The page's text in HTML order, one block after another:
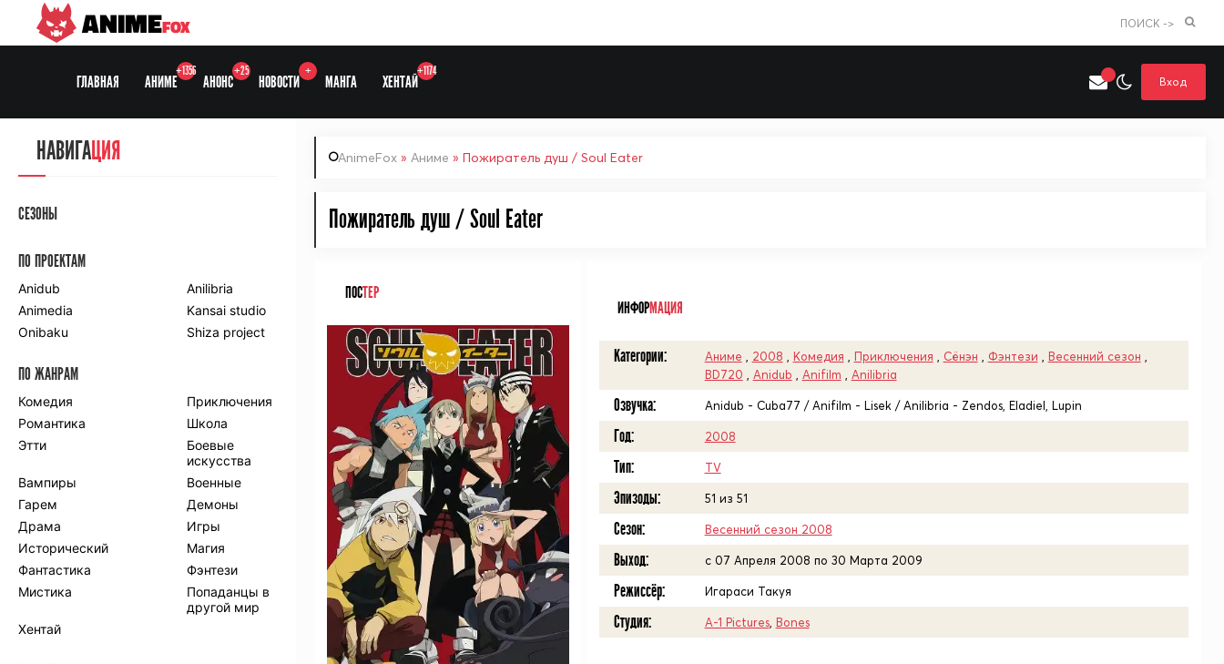
ANIMEFOX ПОИСК ->
ГЛАВНАЯ АНИМЕ
+1356
АНОНС
+25
НОВОСТИ
+
МАНГА ХЕНТАЙ
+1174
Вход
AnimeFox » Аниме » Пожиратель душ / Soul Eater
Пожиратель душ / Soul Eater
ПОСТЕР
ИНФОРМАЦИЯ
Категории: Аниме 2008 Комедия Приключения Сёнэн Фэнтези Весенний сезон
BD720
Anidub Anifilm Anilibria
Озвучка: Anidub - Cuba77 / Anifilm - Lisek / Anilibria - Zendos, Eladiel, Lupin
Год: 2008
Тип: TV
Эпизоды: 51 из 51
Сезон: Весенний сезон 2008
Выход: c 07 Апреля 2008 по 30 Марта 2009
Режиссёр: Игараси Такуя
Студия: A-1 Pictures, Bones
НАВИГАЦИЯ
СЕЗОНЫ
ПО ПРОЕКТАМ
Anidub
Anilibria
Animedia
Kansai studio
Onibaku
Shiza project
ПО ЖАНРАМ
Комедия
Приключения
Романтика
Школа
Этти
Боевые
искусства
Вампиры
Военные
Гарем
Демоны
Драма
Игры
Исторический
Магия
Фантастика
Фэнтези
Мистика
Попаданцы в
другой мир
Хентай